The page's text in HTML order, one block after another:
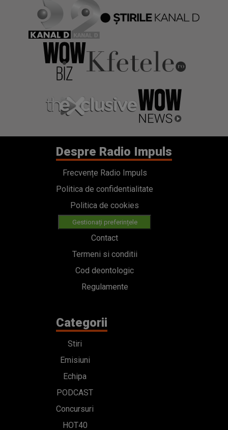
Despre Radio Impuls
Frecvențe Radio Impuls
Politica de confidentialitate
Politica de cookies
Gestionați preferințele
Contact
Termeni si conditii
Cod deontologic
Regulamente
Categorii
Stiri
Emisiuni
Echipa
PODCAST
Concursuri
HOT40